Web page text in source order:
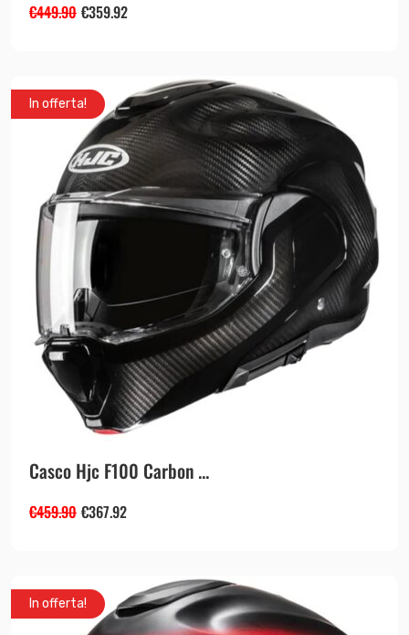
€449.90 €359.92
In offerta!
Casco Hjc F100 Carbon ...
€459.90 €367.92
In offerta!